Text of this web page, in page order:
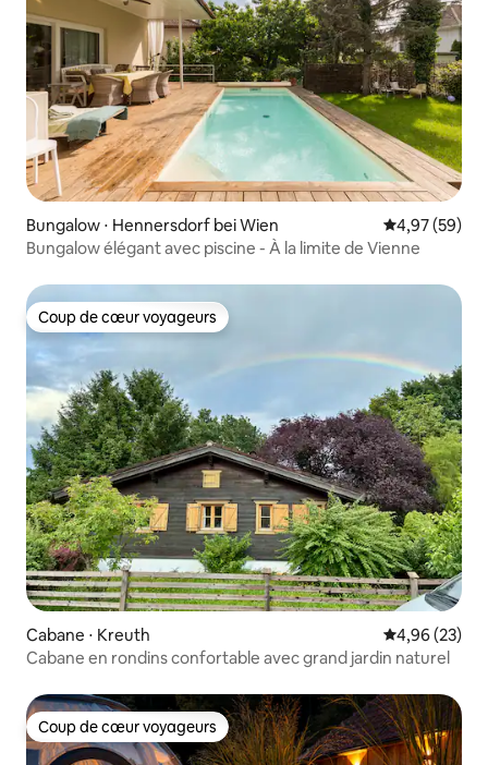
Bungalow ⋅ Hennersdorf bei Wien Évaluation
4,97 (59)
Bungalow élégant avec piscine - À la limite de Vienne
Coup de cœur voyageurs
Coup de cœur voyageurs
Cabane ⋅ Kreuth Évaluation
4,96 (23)
Cabane en rondins confortable avec grand jardin naturel
Coup de cœur voyageurs
Coup de cœur voyageurs